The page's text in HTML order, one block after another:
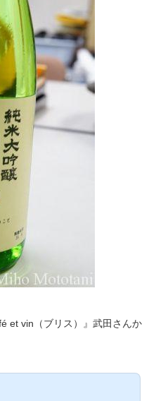
et vin（ブリス）』武田さんか